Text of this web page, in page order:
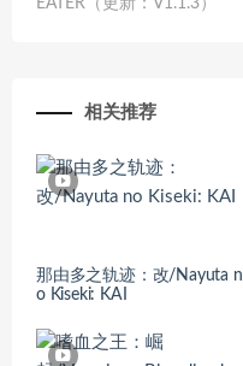
EATER（更新：V1.1.3）
相关推荐
那由多之轨迹：改/Nayuta n
o Kiseki: KAI